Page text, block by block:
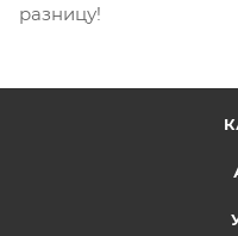
разницу!